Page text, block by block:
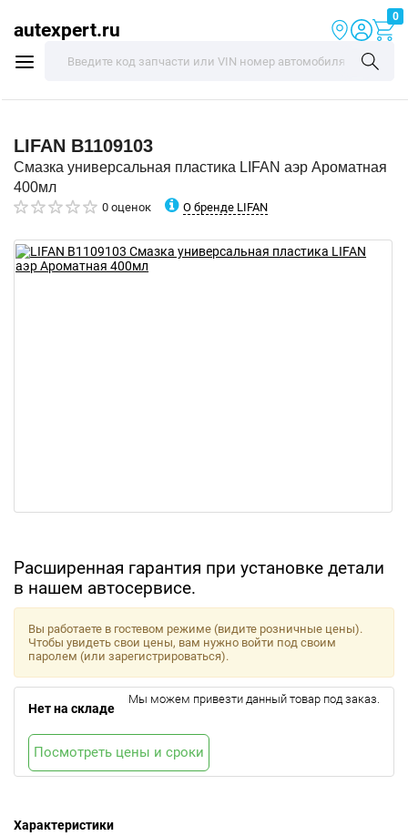
autexpert.ru
0
LIFAN B1109103
Смазка универсальная пластика LIFAN аэр Ароматная
400мл
0 оценок О бренде LIFAN
Расширенная гарантия при установке детали
в нашем автосервисе.
Характеристики
Вы работаете в гостевом режиме (видите розничные цены).
Чтобы увидеть свои цены, вам нужно войти под своим
паролем (или зарегистрироваться).
Нет на складе
Мы можем привезти данный товар под заказ.
Посмотреть цены и сроки